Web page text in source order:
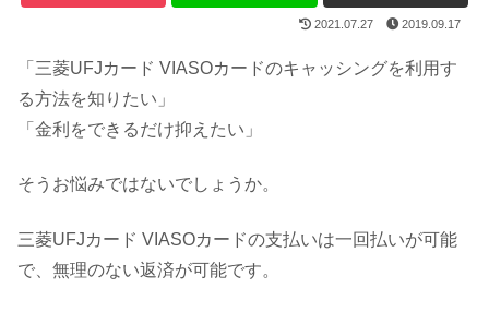
2021.07.27 2019.09.17
「三菱UFJカード VIASOカードのキャッシングを利用す
る方法を知りたい」
「金利をできるだけ抑えたい」
そうお悩みではないでしょうか。
三菱UFJカード VIASOカードの支払いは一回払いが可能
で、無理のない返済が可能です。